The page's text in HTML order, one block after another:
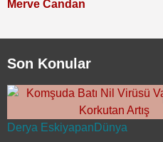
Merve Candan
Son Konular
Derya Eskiyapan Dünya